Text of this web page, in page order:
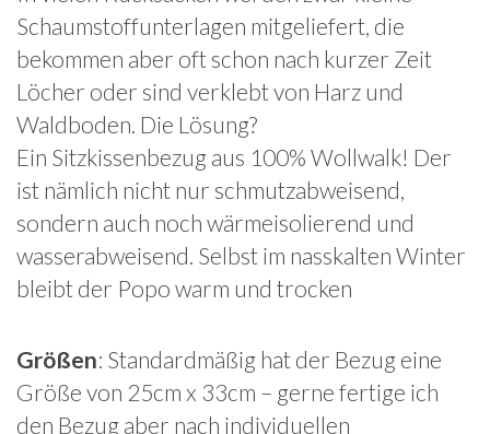
Schaumstoffunterlagen mitgeliefert, die
bekommen aber oft schon nach kurzer Zeit
Löcher oder sind verklebt von Harz und
Waldboden. Die Lösung?
Ein Sitzkissenbezug aus 100% Wollwalk! Der
ist nämlich nicht nur schmutzabweisend,
sondern auch noch wärmeisolierend und
wasserabweisend. Selbst im nasskalten Winter
bleibt der Popo warm und trocken
Größen: Standardmäßig hat der Bezug eine
Größe von 25cm x 33cm – gerne fertige ich
den Bezug aber nach individuellen